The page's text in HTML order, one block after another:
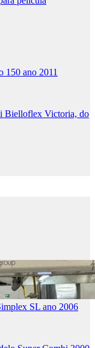
150 ano 2011
Bielloflex Victoria, do
SL ano 2006